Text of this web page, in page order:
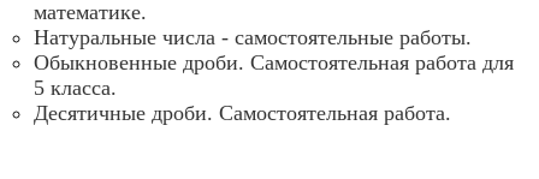
математике.
Натуральные числа - самостоятельные работы.
Обыкновенные дроби. Самостоятельная работа для
5 класса.
Десятичные дроби. Самостоятельная работа.